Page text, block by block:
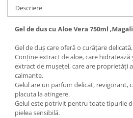
produse textile
materiale reciclate
Eco logical
Produse lichide certificare Eco Cert
Detergenti BIO
Eco Confort
Fose Septice & Întreținere
Descriere
Gel de dus cu Aloe Vera 750ml ,Magali
Gel de duș care oferă o curățare
Conține extract de aloe, care hidratează
extract de mușețel, care are proprietăți
calmante.
Gelul are un parfum delicat, revigorant,
placuta la atingere.
Gelul este potrivit pentru toate tipurile
pielea sensibilă.